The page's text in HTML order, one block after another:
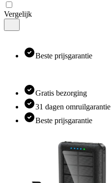
Vergelijk
Beste prijsgarantie
Gratis bezorging
31 dagen omruilgarantie
Beste prijsgarantie